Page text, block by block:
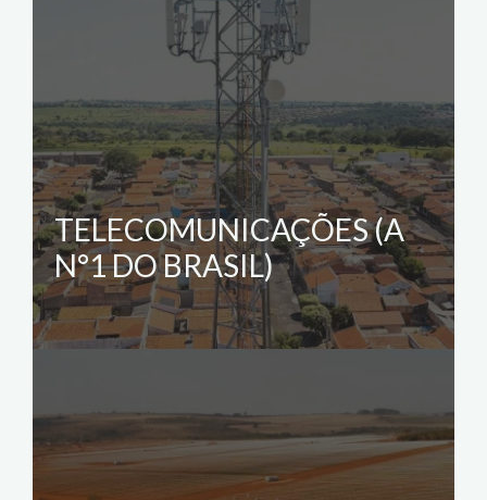
TELECOMUNICAÇÕES (A
N°1 DO BRASIL)